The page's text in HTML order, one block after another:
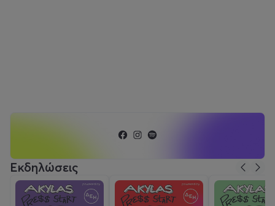
Εκδηλώσεις